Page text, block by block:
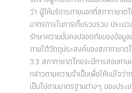
ว่า ผู้ให้บริการภายนอกที่สภากาชาด
มาตรการในการเก็บรวบรวม ประม
รักษาความมั่นคงปลอดภัยของข้อมูล
ภายใต้วัตถุประสงค์ของสภากาชาด
3.3 สภากาชาดไทยจะมีการสอบทา
กล่าวตามความจำเป็นเพื่อให้แน่ใจว่
เป็นไปตามมาตรฐานต่างๆ ของประ